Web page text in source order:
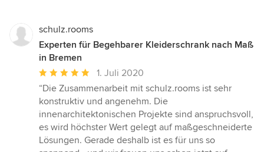
schulz.rooms
Experten für Begehbarer Kleiderschrank nach Maß
in Bremen
Durchschnittliche
Bewertung:
5
von
5
Sternen
1. Juli 2020
“Die Zusammenarbeit mit schulz.rooms ist sehr
konstruktiv und angenehm. Die
innenarchitektonischen Projekte sind anspruchsvoll,
es wird höchster Wert gelegt auf maßgeschneiderte
Lösungen. Gerade deshalb ist es für uns so